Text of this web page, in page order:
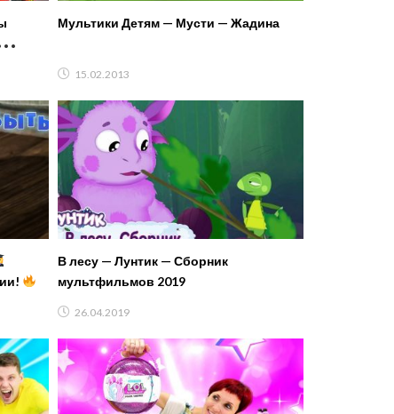
Мультики Детям — Мусти — Жадина
15.02.2013
В лесу — Лунтик — Сборник
мультфильмов 2019
26.04.2019